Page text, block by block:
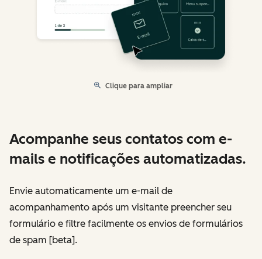
Clique para ampliar
Acompanhe seus contatos com e-
mails e notificações automatizadas.
Envie automaticamente um e-mail de
acompanhamento após um visitante preencher seu
formulário e filtre facilmente os envios de formulários
de spam [beta].